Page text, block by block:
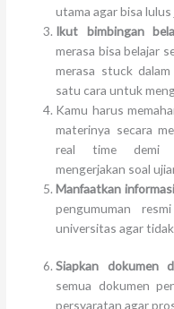
utama agar bisa
Ikut bimbingan
merasa bisa belajar
merasa stuck
satu cara untuk
Kamu harus
materinya secara
real time demi
mengerjakan soal
Manfaatkan
pengumuman
universitas agar
Siapkan dokumen
semua dokumen
persyaratan agar